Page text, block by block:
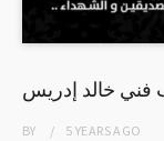
فني خالد إدريس
BY 5 YEARSAGO